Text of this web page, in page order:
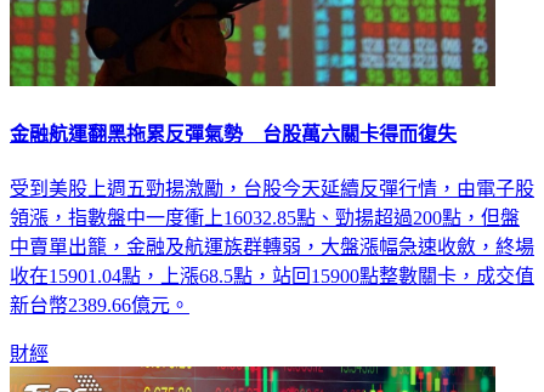
金融航運翻黑拖累反彈氣勢 台股萬六關卡得而復失
受到美股上週五勁揚激勵，台股今天延續反彈行情，由電子股
領漲，指數盤中一度衝上16032.85點、勁揚超過200點，但盤
中賣單出籠，金融及航運族群轉弱，大盤漲幅急速收斂，終場
收在15901.04點，上漲68.5點，站回15900點整數關卡，成交值
新台幣2389.66億元。
財經